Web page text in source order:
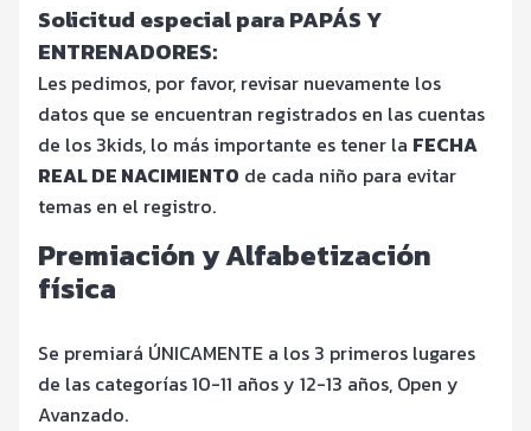
Solicitud especial para PAPÁS Y
ENTRENADORES:
Les pedimos, por favor, revisar nuevamente los
datos que se encuentran registrados en las cuentas
de los 3kids, lo más importante es tener la FECHA
REAL DE NACIMIENTO de cada niño para evitar
temas en el registro.
Premiación y Alfabetización
física
Se premiará ÚNICAMENTE a los 3 primeros lugares
de las categorías 10-11 años y 12-13 años, Open y
Avanzado.